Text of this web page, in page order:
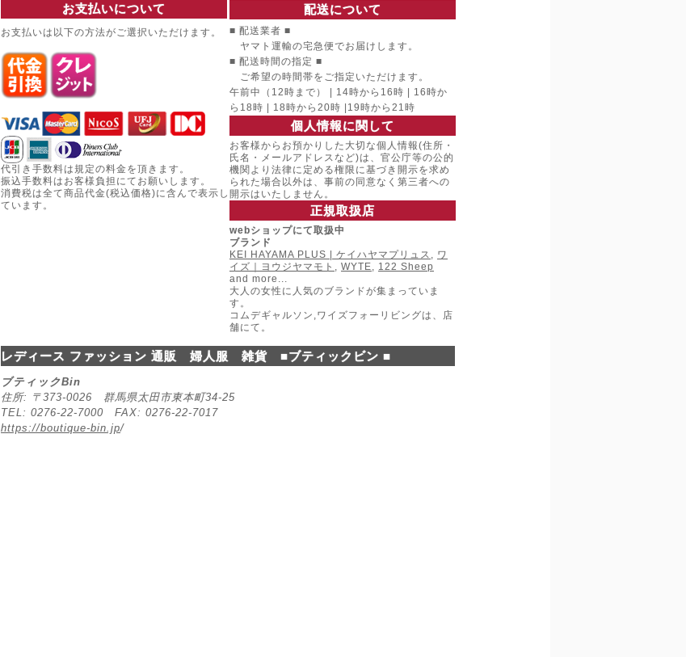
お支払いについて
お支払いは以下の方法がご選択いただけます。
代引き手数料は規定の料金を頂きます。
振込手数料はお客様負担にてお願いします。
消費税は全て商品代金(税込価格)に含んで表示し
ています。
配送について
■ 配送業者 ■
ヤマト運輸の宅急便でお届けします。
■ 配送時間の指定 ■
ご希望の時間帯をご指定いただけます。
午前中（12時まで） | 14時から16時 | 16時か
ら18時 | 18時から20時 |19時から21時
個人情報に関して
お客様からお預かりした大切な個人情報(住所・
氏名・メールアドレスなど)は、官公庁等の公的
機関より法律に定める権限に基づき開示を求め
られた場合以外は、事前の同意なく第三者への
開示はいたしません。
正規取扱店
webショップにて取扱中
ブランド
KEI HAYAMA PLUS | ケイハヤマプリュス , ワ
イズ｜ヨウジヤマモト , WYTE, 122 Sheep
and more...
大人の女性に人気のブランドが集まっていま
す。
コムデギャルソン,ワイズフォーリビングは、店
舗にて。
レディース ファッション 通販 婦人服 雑貨 ■ブティックビン ■
ブティックBin
住所: 〒373-0026 群馬県太田市東本町34-25
TEL: 0276-22-7000 FAX: 0276-22-7017
https://boutique-bin.jp/